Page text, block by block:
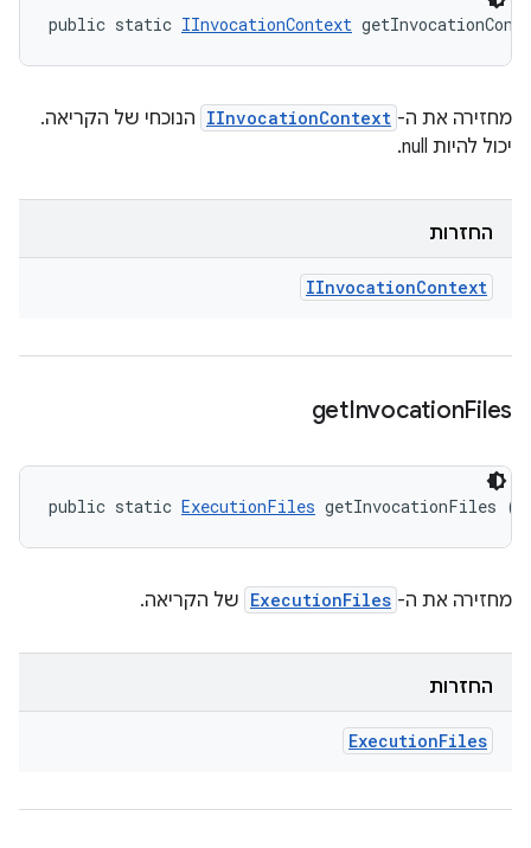
public static IInvocationContext
מחזירה את ה- IInvocationContext הנוכחי של הקריאה.
יכול להיות null.
החזרות
IInvocationContext
getInvocationFiles
public static ExecutionFiles getInvocationFiles ()
מחזירה את ה- ExecutionFiles של הקריאה.
החזרות
ExecutionFiles